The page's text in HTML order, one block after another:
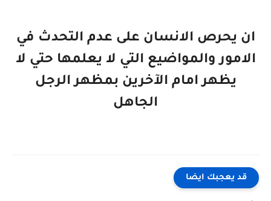
ان يحرص الانسان على عدم التحدث في
الامور والمواضيع التي لا يعلمها حتي لا
يظهر امام الآخرين بمظهر الرجل
الجاهل
قد يعجبك ايضا